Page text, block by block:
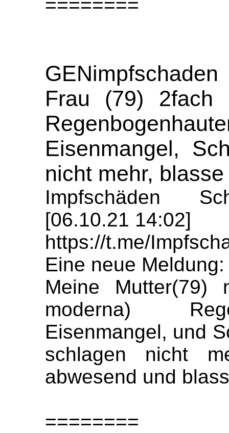
========
Frau (79) 2fach
Eisenmangel,
nicht mehr,
Impfschäden
[06.10.21 14:02]
https://t.me/
Eine neue Meldung:
Meine Mutter(79)
moderna)
Eisenmangel, und
schlagen nicht
abwesend und
========